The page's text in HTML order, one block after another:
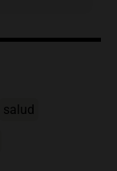
salud